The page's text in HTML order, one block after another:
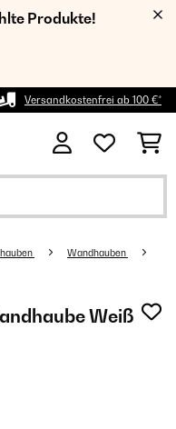
Produkte!
Versandkostenfrei ab 100 €*
Wandhauben
Weiß